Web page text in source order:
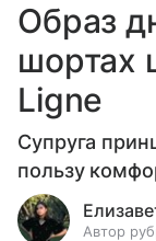
Образ
шортах
Ligne
Супруга
пользу
Автор